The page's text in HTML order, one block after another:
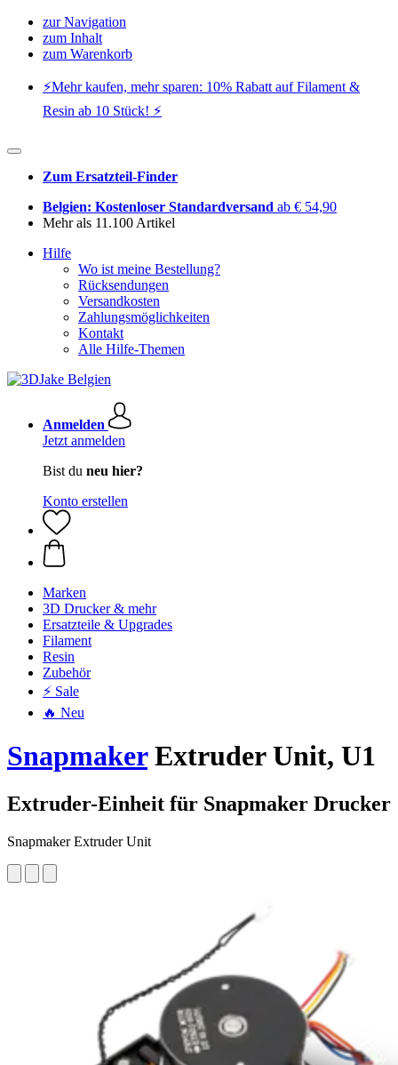
zur Navigation
zum Inhalt
zum Warenkorb
⚡️Mehr kaufen, mehr sparen: 10% Rabatt auf Filament &
Resin ab 10 Stück! ⚡️
Zum Ersatzteil-Finder
Belgien: Kostenloser Standardversand ab € 54,90
Mehr als 11.100 Artikel
Hilfe
Wo ist meine Bestellung?
Rücksendungen
Versandkosten
Zahlungsmöglichkeiten
Kontakt
Alle Hilfe-Themen
Anmelden
Jetzt anmelden
Bist du neu hier?
Konto erstellen
Marken
3D Drucker & mehr
Ersatzteile & Upgrades
Filament
Resin
Zubehör
⚡ Sale
🔥 Neu
SnapmakerExtruder Unit, U1
Extruder-Einheit für Snapmaker Drucker
Snapmaker Extruder Unit